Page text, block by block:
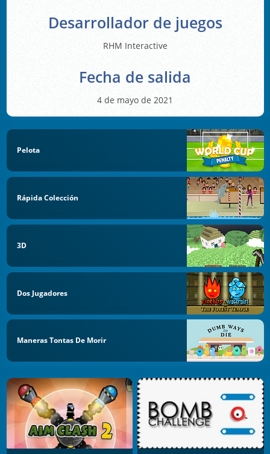
Desarrollador de juegos
RHM Interactive
Fecha de salida
4 de mayo de 2021
Pelota
Rápida Colección
3D
Dos Jugadores
Maneras Tontas De Morir